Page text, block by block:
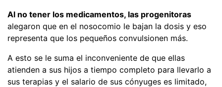
Al no tener los medicamentos, las progenitoras
alegaron que en el nosocomio le bajan la dosis y eso
representa que los pequeños convulsionen más.
A esto se le suma el inconveniente de que ellas
atienden a sus hijos a tiempo completo para llevarlo a
sus terapias y el salario de sus cónyuges es limitado,